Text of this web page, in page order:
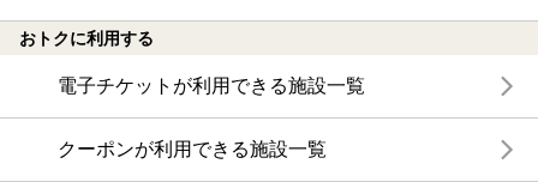
おトクに利用する
電子チケットが利用できる施設一覧
クーポンが利用できる施設一覧